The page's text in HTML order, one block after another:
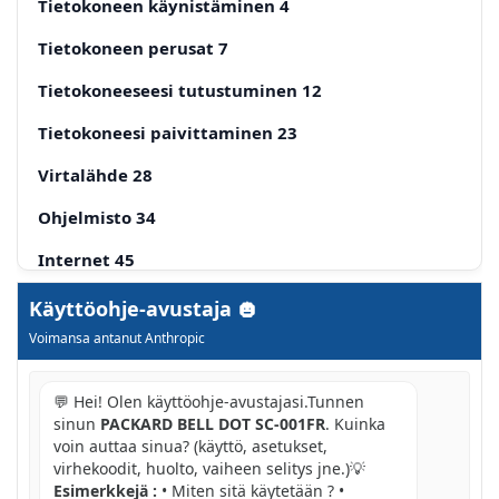
Tietokoneen käynistäminen 4
Tietokoneen perusat 7
Tietokoneeseesi tutustuminen 12
Tietokoneesi paivittaminen 23
Virtalähde 28
Ohjelmisto 34
Internet 45
Helpdesk 66
Palauttaminen 77
LANGATON YHTEYS
REKISTERÖINTI
Käyttöohje-avustaja
Voimansa antanut Anthropic
💬 Hei! Olen käyttöohje-avustajasi.Tunnen
sinun PACKARD BELL DOT SC-001FR. Kuinka
voin auttaa sinua? (käyttö, asetukset,
virhekoodit, huolto, vaiheen selitys jne.)💡
Esimerkkejä : • Miten sitä käytetään ? •